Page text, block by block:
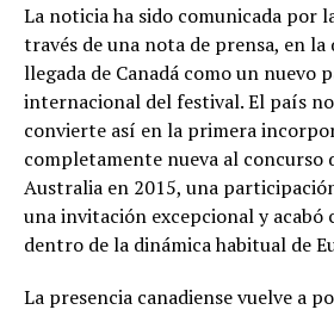
La noticia ha sido comunicada por
través de una nota de prensa, en la
llegada de Canadá como un nuevo
internacional del festival. El país
convierte así en la primera
completamente nueva al concurso
Australia en 2015, una
una invitación excepcional y acabó
dentro de la dinámica habitual de
La presencia canadiense vuelve a